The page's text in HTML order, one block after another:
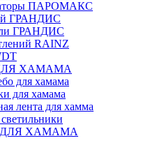
ПАРОМАКС
ГРАНДИС
ГРАНДИС
RAINZ
ХАМАМА
для хамама
для хамама
лента для хамма
ХАМАМА